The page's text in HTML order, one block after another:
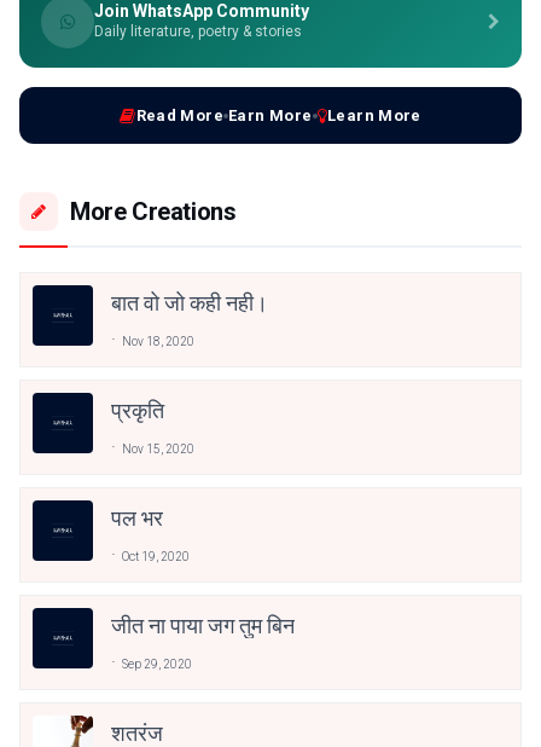
Join WhatsApp Community
Daily literature, poetry & stories
Read More Earn More Learn More
More Creations
बात वो जो कही नही।
Nov 18, 2020
प्रकृति
Nov 15, 2020
पल भर
Oct 19, 2020
जीत ना पाया जग तुम बिन
Sep 29, 2020
शतरंज